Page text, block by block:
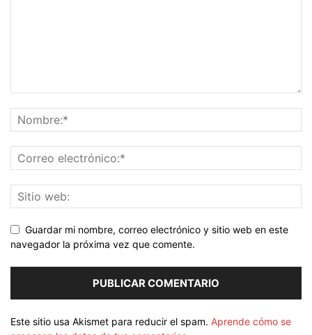
Guardar mi nombre, correo electrónico y sitio web en este
navegador la próxima vez que comente.
Este sitio usa Akismet para reducir el spam. Aprende cómo se